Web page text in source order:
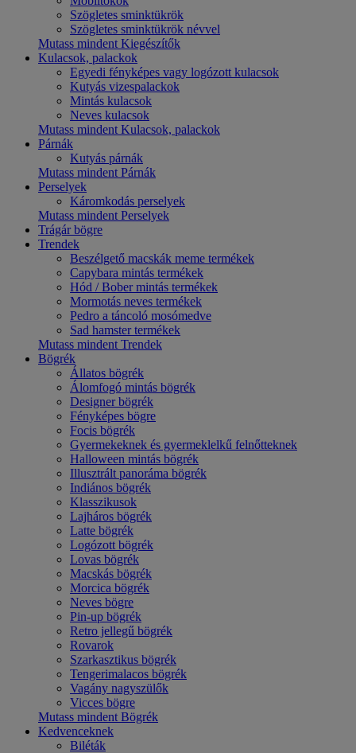
Szögletes sminktükrök
Szögletes sminktükrök névvel
Mutass mindent Kiegészítők
Kulacsok, palackok
Egyedi fényképes vagy logózott kulacsok
Kutyás vizespalackok
Mintás kulacsok
Neves kulacsok
Mutass mindent Kulacsok, palackok
Párnák
Kutyás párnák
Mutass mindent Párnák
Perselyek
Káromkodás perselyek
Mutass mindent Perselyek
Trágár bögre
Trendek
Beszélgető macskák meme termékek
Capybara mintás termékek
Hód / Bober mintás termékek
Mormotás neves termékek
Pedro a táncoló mosómedve
Sad hamster termékek
Mutass mindent Trendek
Bögrék
Állatos bögrék
Álomfogó mintás bögrék
Designer bögrék
Fényképes bögre
Focis bögrék
Gyermekeknek és gyermeklelkű felnőtteknek
Halloween mintás bögrék
Illusztrált panoráma bögrék
Indiános bögrék
Klasszikusok
Lajháros bögrék
Latte bögrék
Logózott bögrék
Lovas bögrék
Macskás bögrék
Morcica bögrék
Neves bögre
Pin-up bögrék
Retro jellegű bögrék
Rovarok
Szarkasztikus bögrék
Tengerimalacos bögrék
Vagány nagyszülők
Vicces bögre
Mutass mindent Bögrék
Kedvenceknek
Biléták